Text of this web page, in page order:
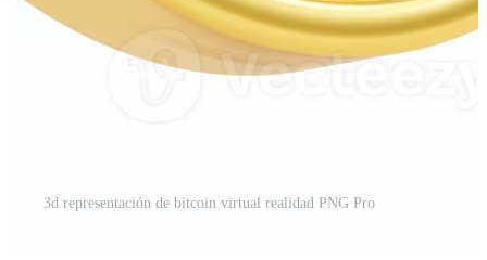
3d representación de bitcoin virtual realidad PNG Pro